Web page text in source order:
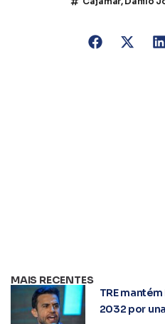
MAIS RECENTES
TRE
2032 por